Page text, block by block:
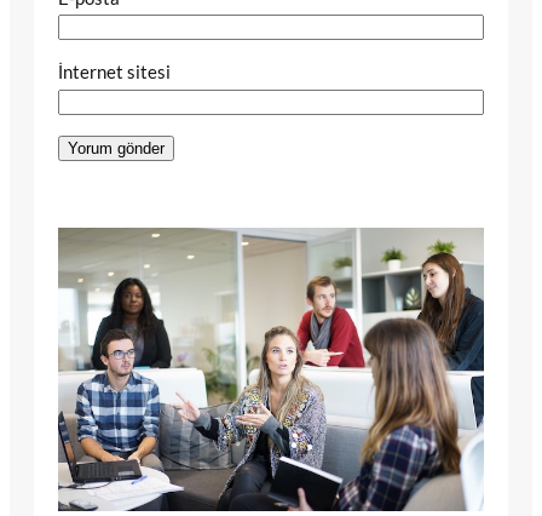
İnternet sitesi